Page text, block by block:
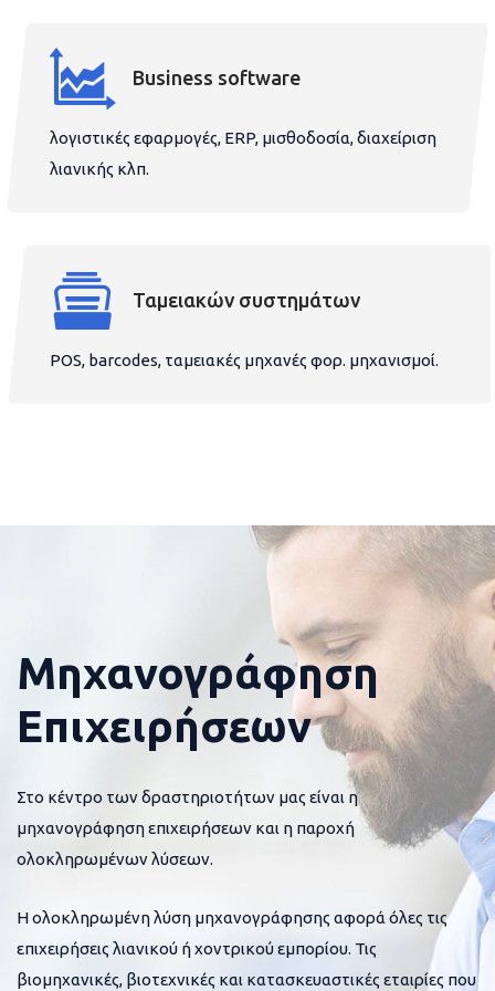
Business software
λογιστικές εφαρμογές, ERP, μισθοδοσία, διαχείριση
λιανικής κλπ.
Ταμειακών συστημάτων
POS, barcodes, ταμειακές μηχανές φορ. μηχανισμοί.
Μηχανογράφηση
Επιχειρήσεων
Στο κέντρο των δραστηριοτήτων μας είναι η
μηχανογράφηση επιχειρήσεων και η παροχή
ολοκληρωμένων λύσεων.
Η ολοκληρωμένη λύση μηχανογράφησης αφορά όλες τις
επιχειρήσεις λιανικού ή χοντρικού εμπορίου. Τις
βιομηχανικές, βιοτεχνικές και κατασκευαστικές εταιρίες που